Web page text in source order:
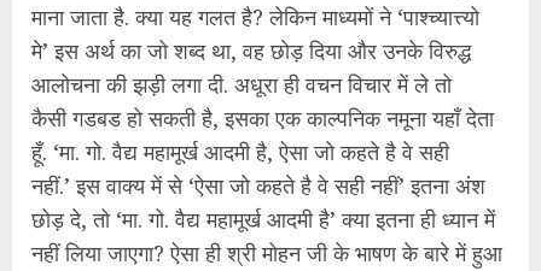
माना जाता है. क्या यह गलत है? लेकिन माध्यमों ने ‘पाश्च्यात्त्यो
मे’ इस अर्थ का जो शब्द था, वह छोड़ दिया और उनके विरुद्ध
आलोचना की झड़ी लगा दी. अधूरा ही वचन विचार में ले तो
कैसी गडबड हो सकती है, इसका एक काल्पनिक नमूना यहॉं देता
हूँ. ‘मा. गो. वैद्य महामूर्ख आदमी है, ऐसा जो कहते है वे सही
नहीं.’ इस वाक्य में से ‘ऐसा जो कहते है वे सही नहीं’ इतना अंश
छोड़ दे, तो ‘मा. गो. वैद्य महामूर्ख आदमी है’ क्या इतना ही ध्यान में
नहीं लिया जाएगा? ऐसा ही श्री मोहन जी के भाषण के बारे में हुआ